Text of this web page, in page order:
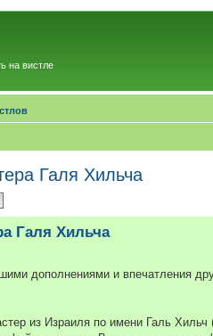
на вистле
Галя Хильча
Галя Хильча
дополнениями и впечатления
из Израиля по имени Галь Хильч